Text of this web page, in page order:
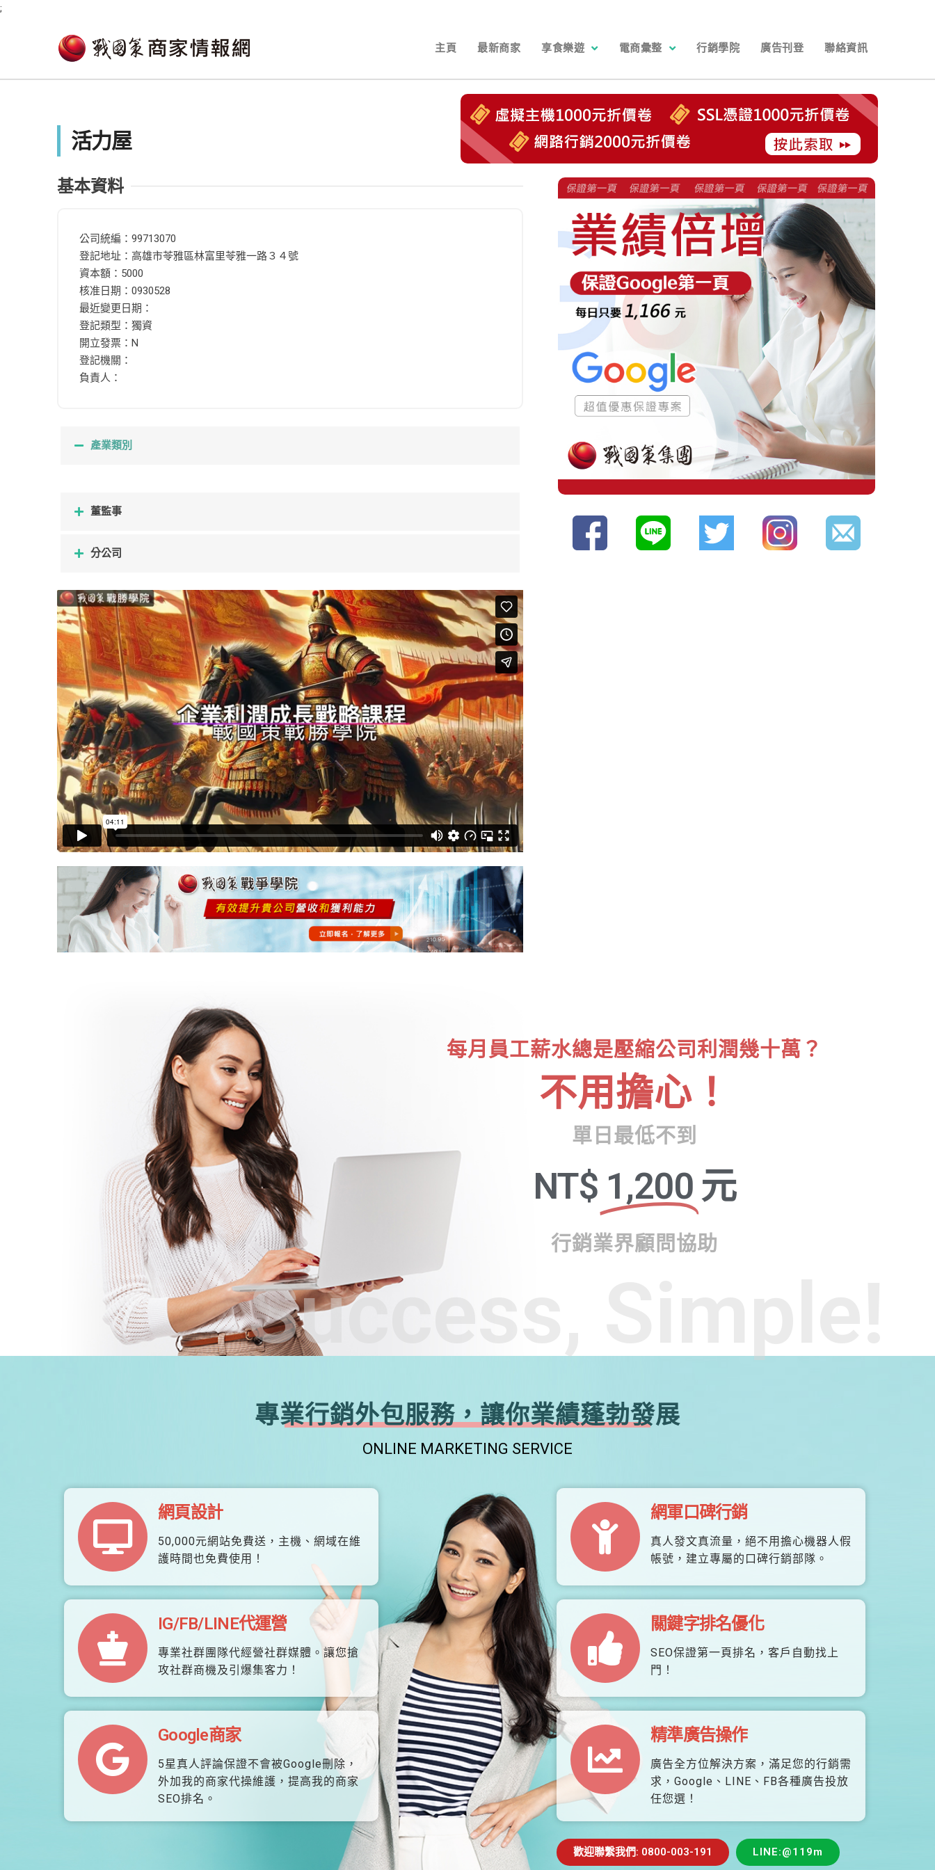
;
主頁 最新商家 享食樂遊 電商彙整 行銷學院 廣告刊登 聯絡資訊
活力屋
基本資料
公司統編：99713070
登記地址：高雄市苓雅區林富里苓雅一路３４號
資本額：5000
核准日期：0930528
最近變更日期：
登記類型：獨資
開立發票：N
登記機關：
負責人：
產業類別
董監事
分公司
Success, Simple!
每月員工薪水總是壓縮公司利潤幾十萬？
不用擔心！
單日最低不到
NT$ 1,200 元
行銷業界顧問協助
專業行銷外包服務，讓你業績蓬勃發展
ONLINE MARKETING SERVICE
網頁設計
50,000元網站免費送，主機、網域在維
護時間也免費使用！
IG/FB/LINE代運營
專業社群團隊代經營社群媒體。讓您搶
攻社群商機及引爆集客力！
Google商家
5星真人評論保證不會被Google刪除，
外加我的商家代操維護，提高我的商家
SEO排名。
網軍口碑行銷
真人發文真流量，絕不用擔心機器人假
帳號，建立專屬的口碑行銷部隊。
關鍵字排名優化
SEO保證第一頁排名，客戶自動找上
門！
精準廣告操作
廣告全方位解決方案，滿足您的行銷需
求，Google、LINE、FB各種廣告投放
任您選！
歡迎聯繫我們: 0800-003-191 LINE:@119m